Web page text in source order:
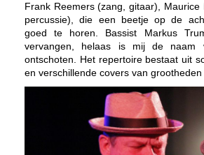
Frank Reemers (zang, gitaar), Maurice
percussie), die een beetje op de
goed te horen. Bassist Markus
vervangen, helaas is mij de naam
ontschoten. Het repertoire bestaat uit
en verschillende covers van grootheden